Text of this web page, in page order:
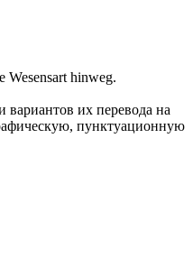
Wesensart hinweg.
вариантов их перевода на
пунктуационную